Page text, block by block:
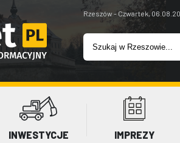
Rzeszów - Czwartek,
INWESTYCJE IMPREZY